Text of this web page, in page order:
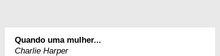
Quando uma mulher...
Charlie Harper